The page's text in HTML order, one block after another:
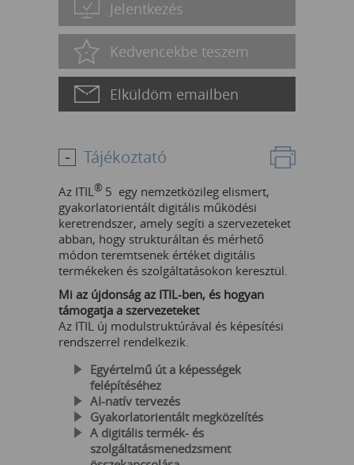
Jelentkezés
Kedvencekbe teszem
Elküldöm emailben
Tájékoztató
Az ITIL ® 5 egy nemzetközileg elismert,
gyakorlatorientált digitális működési
keretrendszer, amely segíti a szervezeteket
abban, hogy strukturáltan és mérhető
módon teremtsenek értéket digitális
termékeken és szolgáltatásokon keresztül.
Mi az újdonság az ITIL-ben, és hogyan
támogatja a szervezeteket
Az ITIL új modulstruktúrával és képesítési
rendszerrel rendelkezik.
Egyértelmű út a képességek
felépítéséhez
AI-natív tervezés
Gyakorlatorientált megközelítés
A digitális termék- és
szolgáltatásmenedzsment